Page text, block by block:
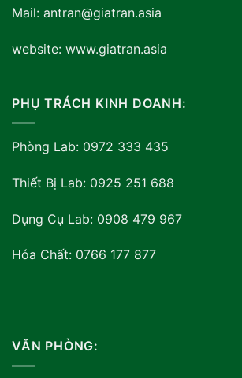
Mail: antran@giatran.asia
website: www.giatran.asia
PHỤ TRÁCH KINH DOANH:
Phòng Lab: 0972 333 435
Thiết Bị Lab: 0925 251 688
Dụng Cụ Lab: 0908 479 967
Hóa Chất: 0766 177 877
VĂN PHÒNG: